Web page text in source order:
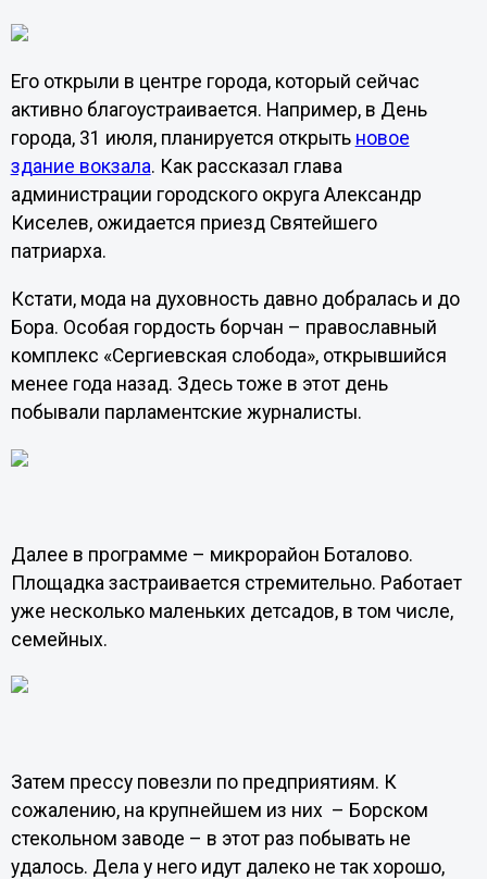
Его открыли в центре города, который сейчас
активно благоустраивается. Например, в День
города, 31 июля, планируется открыть новое
здание вокзала. Как рассказал глава
администрации городского округа Александр
Киселев, ожидается приезд Святейшего
патриарха.
Кстати, мода на духовность давно добралась и до
Бора. Особая гордость борчан – православный
комплекс «Сергиевская слобода», открывшийся
менее года назад. Здесь тоже в этот день
побывали парламентские журналисты.
Далее в программе – микрорайон Боталово.
Площадка застраивается стремительно. Работает
уже несколько маленьких детсадов, в том числе,
семейных.
Затем прессу повезли по предприятиям. К
сожалению, на крупнейшем из них – Борском
стекольном заводе – в этот раз побывать не
удалось. Дела у него идут далеко не так хорошо,